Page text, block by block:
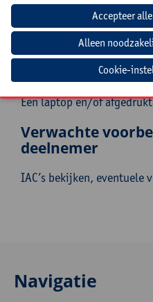
(Zorg)leerkrachten en
beleidsmedewerkers en
basisonderwijs
Mee te brengen
Een laptop en/of
Verwachte
deelnemer
IAC’s bekijken, eventuele
Navigatie
Cookie-